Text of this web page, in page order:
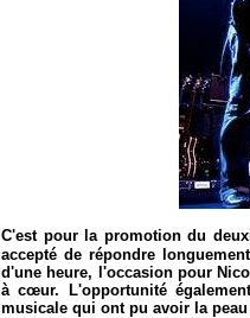
C'est pour la promotion du
accepté de répondre
d'une heure, l'occasion pour
à cœur. L'opportunité
musicale qui ont pu avoir la